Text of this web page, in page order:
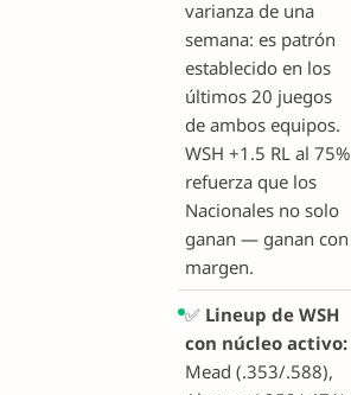
varianza de una
semana: es patrón
establecido en los
últimos 20 juegos
de ambos equipos.
WSH +1.5 RL al 75%
refuerza que los
Nacionales no solo
ganan — ganan con
margen.
✅ Lineup de WSH
con núcleo activo:
Mead (.353/.588),